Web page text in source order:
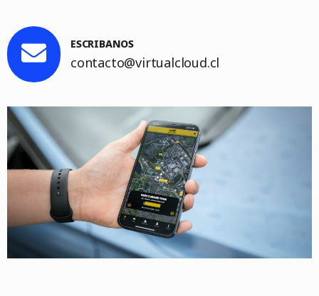
ESCRIBANOS
contacto@virtualcloud.cl